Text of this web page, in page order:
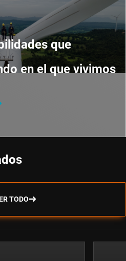
que
en el que vivimos
TODO